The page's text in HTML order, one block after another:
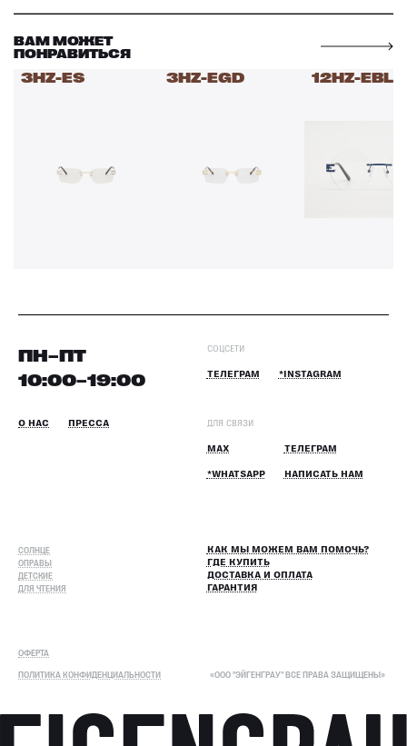
ВАМ МОЖЕТ
ПОНРАВИТЬСЯ
3HZ-ES 3HZ-EGD 12HZ-EBL
СОЛНЦЕ
ОПРАВЫ
ДЕТСКИЕ
ДЛЯ ЧТЕНИЯ
КАК МЫ МОЖЕМ ВАМ ПОМОЧЬ?
ГДЕ КУПИТЬ
ДОСТАВКА И ОПЛАТА
ГАРАНТИЯ
ПН–ПТ
10:00–19:00
О НАС ПРЕССА
СОЦСЕТИ
ТЕЛЕГРАМ *INSTAGRAM
ДЛЯ СВЯЗИ
MAX ТЕЛЕГРАМ
*WHATSAPP НАПИСАТЬ НАМ
ОФЕРТА
ПОЛИТИКА КОНФИДЕНЦИАЛЬНОСТИ
«ООО "ЭЙГЕНГРАУ" ВСЕ ПРАВА ЗАЩИЩЕНЫ»